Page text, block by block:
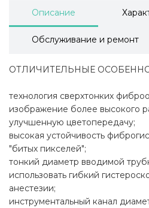
Описание
Обслуживание и ремонт
ОТЛИЧИТЕЛЬНЫЕ
технология сверхтонких
изображение более высокого
улучшенную цветопередачу;
высокая устойчивость
"битых пикселей";
тонкий диаметр вводимой
использовать гибкий
анестезии;
инструментальный канал